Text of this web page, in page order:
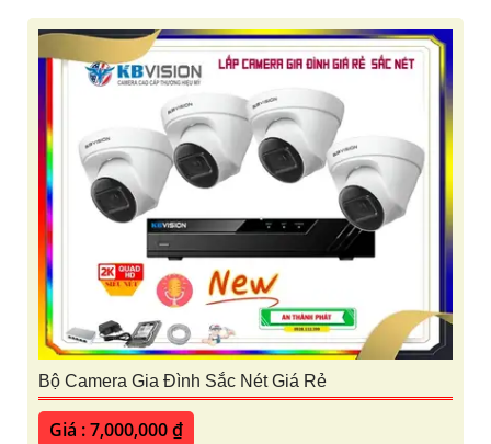
Bộ Camera Gia Đình Sắc Nét Giá Rẻ
Giá : 7,000,000 ₫